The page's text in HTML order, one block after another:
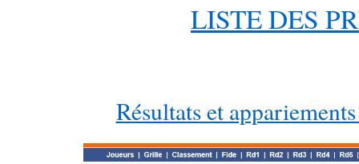
LISTE DES
Résultats et